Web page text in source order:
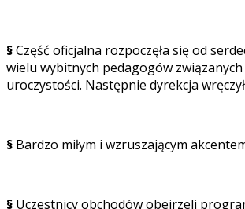
§Część oficjalna rozpoczęła się od
wielu wybitnych pedagogów
uroczystości. Następnie dyrekcja
§ Bardzo miłym i wzruszającym
§ Uczestnicy obchodów obejrzeli